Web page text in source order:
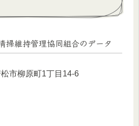
掃維持管理協同組合のデータ
市柳原町1丁目14-6